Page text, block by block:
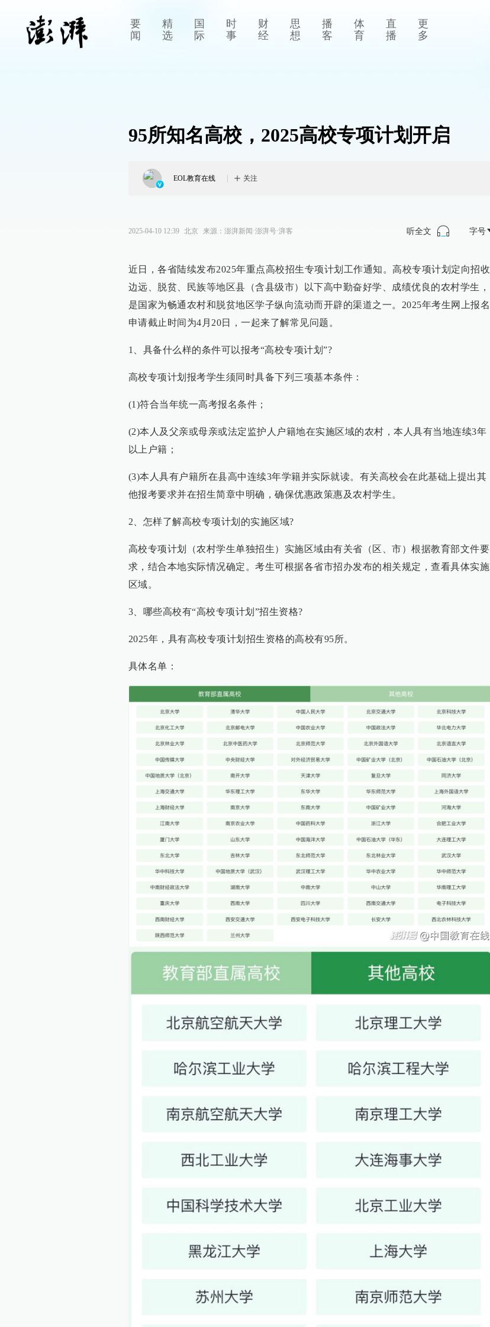
要
闻
精
选
国
际
时
事
财
经
思
想
播
客
体
育
直
播
更
多
95所知名高校，2025高校专项计划开启
EOL教育在线 关注
2025-04-10 12:39 北京 来源： 澎湃新闻·澎湃号·湃客 听全文 字号
近日，各省陆续发布2025年重点高校招生专项计划工作通知。高校专项计划定向招收
边远、脱贫、民族等地区县（含县级市）以下高中勤奋好学、成绩优良的农村学生，
是国家为畅通农村和脱贫地区学子纵向流动而开辟的渠道之一。2025年考生网上报名
申请截止时间为4月20日，一起来了解常见问题。
1、具备什么样的条件可以报考“高校专项计划”?
高校专项计划报考学生须同时具备下列三项基本条件：
(1)符合当年统一高考报名条件；
(2)本人及父亲或母亲或法定监护人户籍地在实施区域的农村，本人具有当地连续3年
以上户籍；
(3)本人具有户籍所在县高中连续3年学籍并实际就读。有关高校会在此基础上提出其
他报考要求并在招生简章中明确，确保优惠政策惠及农村学生。
2、怎样了解高校专项计划的实施区域?
高校专项计划（农村学生单独招生）实施区域由有关省（区、市）根据教育部文件要
求，结合本地实际情况确定。考生可根据各省市招办发布的相关规定，查看具体实施
区域。
3、哪些高校有“高校专项计划”招生资格?
2025年，具有高校专项计划招生资格的高校有95所。
具体名单：